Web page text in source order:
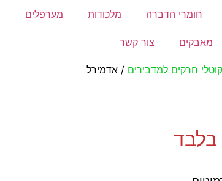
חומרי הדברה מלכודות מערפלים
מאבקים צור קשר
קוטלי חרקים למדבירים / אדמירל
בלבד